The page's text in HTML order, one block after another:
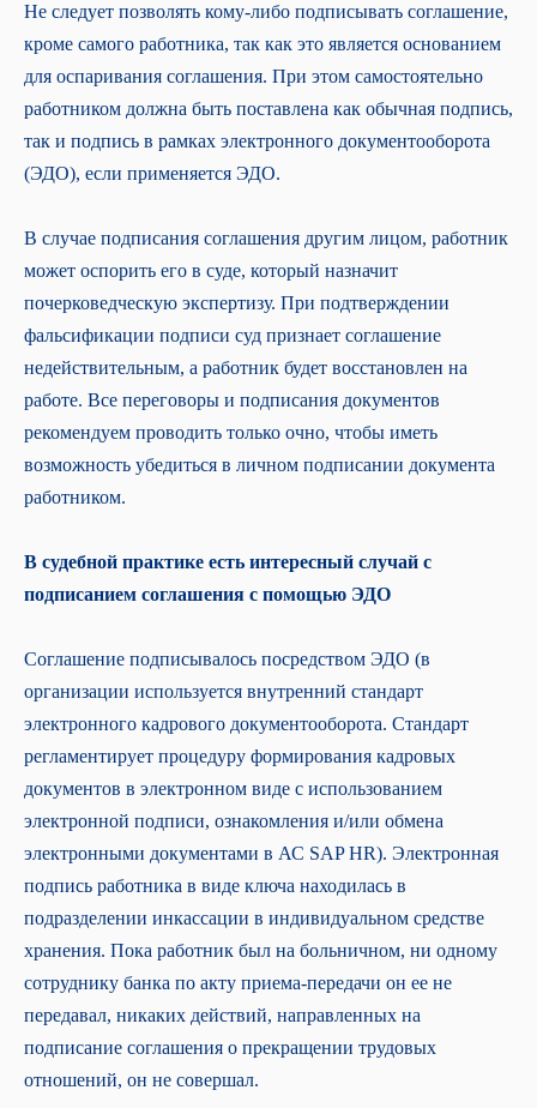
Не следует позволять кому-либо подписывать соглашение,
кроме самого работника, так как это является основанием
для оспаривания соглашения. При этом самостоятельно
работником должна быть поставлена как обычная подпись,
так и подпись в рамках электронного документооборота
(ЭДО), если применяется ЭДО.
В случае подписания соглашения другим лицом, работник
может оспорить его в суде, который назначит
почерковедческую экспертизу. При подтверждении
фальсификации подписи суд признает соглашение
недействительным, а работник будет восстановлен на
работе. Все переговоры и подписания документов
рекомендуем проводить только очно, чтобы иметь
возможность убедиться в личном подписании документа
работником.
В судебной практике есть интересный случай с
подписанием соглашения с помощью ЭДО
Соглашение подписывалось посредством ЭДО (в
организации используется внутренний стандарт
электронного кадрового документооборота. Стандарт
регламентирует процедуру формирования кадровых
документов в электронном виде с использованием
электронной подписи, ознакомления и/или обмена
электронными документами в АС SAP HR). Электронная
подпись работника в виде ключа находилась в
подразделении инкассации в индивидуальном средстве
хранения. Пока работник был на больничном, ни одному
сотруднику банка по акту приема-передачи он ее не
передавал, никаких действий, направленных на
подписание соглашения о прекращении трудовых
отношений, он не совершал.